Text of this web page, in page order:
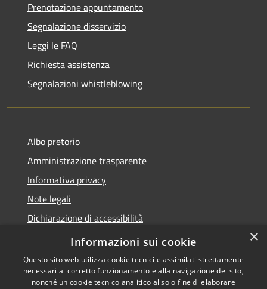
Prenotazione appuntamento
Segnalazione disservizio
Leggi le FAQ
Richiesta assistenza
Segnalazioni whistleblowing
Albo pretorio
Amministrazione trasparente
Informativa privacy
Note legali
Dichiarazione di accessibilità
Meccanismo di Feedback
×
Informazioni sui cookie
Questo sito web utilizza cookie tecnici e assimilati strettamente
necessari al corretto funzionamento e alla navigazione del sito,
nonché un cookie tecnico analitico al solo fine di elaborare